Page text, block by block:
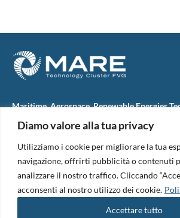
Diamo valore alla tua privacy
Utilizziamo i cookie per migliorare la tua
navigazione, offrirti pubblicità o contenuti
analizzare il nostro traffico. Cliccando
acconsenti al nostro utilizzo dei cookie.
Accettare tutto
Maritime, Aerospace, Renewable Energies
M.A.R.E. TC FVG S.c.ar.l.
34074 Monfalcone (Italy)
tel. +39 0481 723440
Codice Fiscale e Partita Iva: 01138620313
PEC:marefvg@legalmail.it
Codice univoco per i pagamenti: M5UXCR1
Copyright 2026. Design and development by